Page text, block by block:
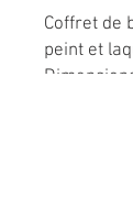
Coffret de
peint et